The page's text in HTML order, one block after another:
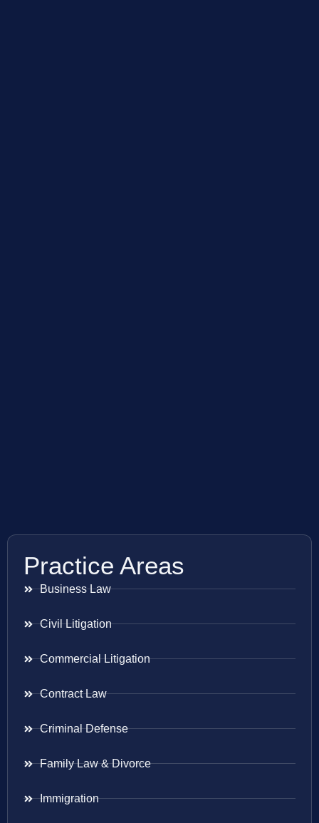
Practice Areas
Business Law
Civil Litigation
Commercial Litigation
Contract Law
Criminal Defense
Family Law & Divorce
Immigration